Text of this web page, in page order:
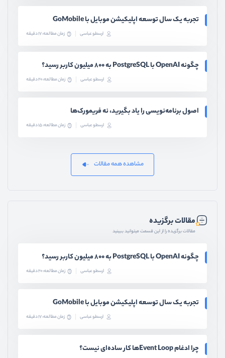
تجربه یک سال توسعه اپلیکیشن موبایل با GoMobile
ارسطو عباسی زمان مطالعه: 17 دقیقه
چگونه OpenAI با PostgreSQL به ۸۰۰ میلیون کاربر رسید؟
ارسطو عباسی زمان مطالعه: 20 دقیقه
اصول برنامه‌نویسی را یاد بگیرید، نه فریمورک‌ها
ارسطو عباسی زمان مطالعه: 15 دقیقه
مشاهده همه مقالات
مقالات برگزیده
مقالات برگزیده را از این قسمت میتوانید ببینید
چگونه OpenAI با PostgreSQL به ۸۰۰ میلیون کاربر رسید؟
ارسطو عباسی زمان مطالعه: 20 دقیقه
تجربه یک سال توسعه اپلیکیشن موبایل با GoMobile
ارسطو عباسی زمان مطالعه: 17 دقیقه
چرا ادغام Event Loopها کار ساده‌ای نیست؟